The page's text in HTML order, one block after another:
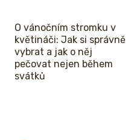
O vánočním stromku v
květináči: Jak si správně
vybrat a jak o něj
pečovat nejen během
svátků